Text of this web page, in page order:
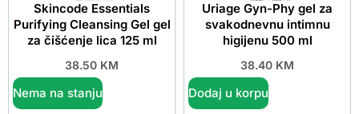
Skincode Essentials
Purifying Cleansing Gel gel
za čišćenje lica 125 ml
38.50 KM
Nema na stanju
Uriage Gyn-Phy gel za
svakodnevnu intimnu
higijenu 500 ml
38.40 KM
Dodaj u korpu